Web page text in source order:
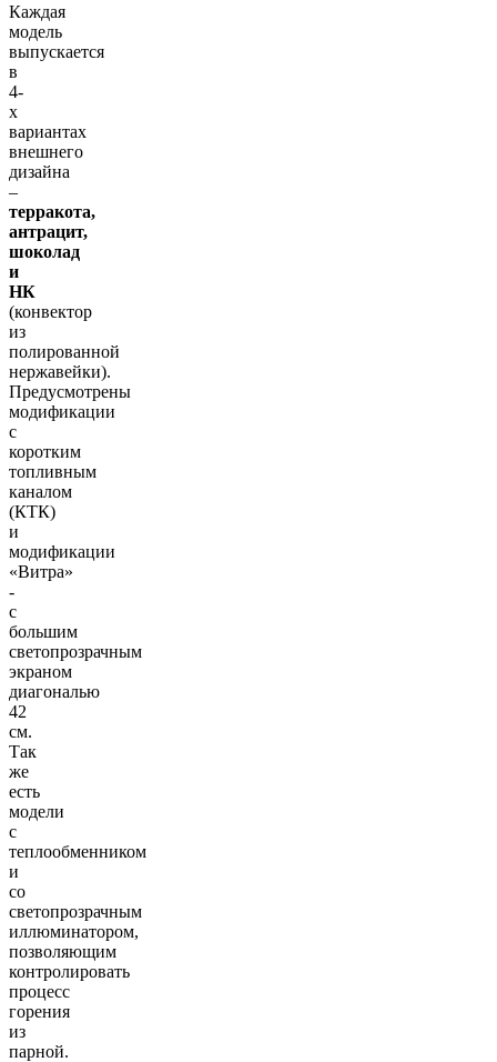
Каждая
модель
выпускается
в
4-
х
вариантах
внешнего
дизайна
–
терракота,
антрацит,
шоколад
и
НК
(конвектор
из
полированной
нержавейки).
Предусмотрены
модификации
с
коротким
топливным
каналом
(КТК)
и
модификации
«Витра»
-
с
большим
светопрозрачным
экраном
диагональю
42
см.
Так
же
есть
модели
с
теплообменником
и
со
светопрозрачным
иллюминатором,
позволяющим
контролировать
процесс
горения
из
парной.